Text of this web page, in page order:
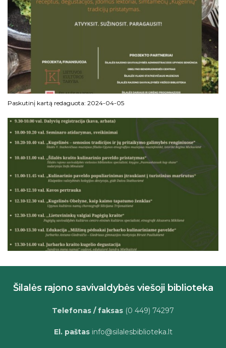
Paskutinį kartą redaguota: 2024-04-05
Šilalės rajono savivaldybės viešoji biblioteka
Telefonas / faksas (0 449) 74297
El. paštasinfo@silalesbiblioteka.lt